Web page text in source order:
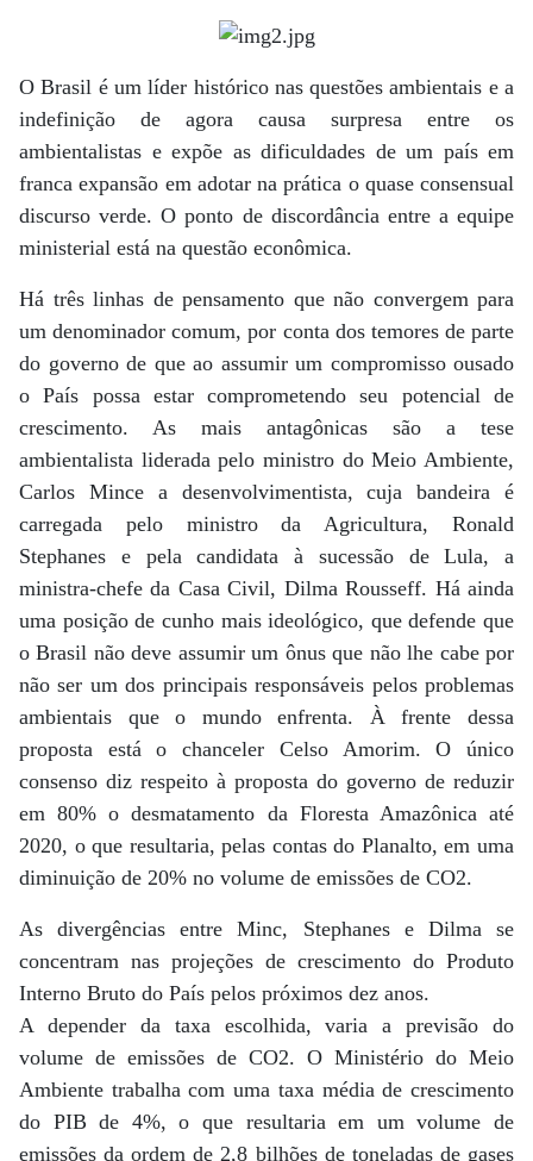
O Brasil é um líder histórico nas questões ambientais e a
indefinição de agora causa surpresa entre os
ambientalistas e expõe as dificuldades de um país em
franca expansão em adotar na prática o quase consensual
discurso verde. O ponto de discordância entre a equipe
ministerial está na questão econômica.
Há três linhas de pensamento que não convergem para
um denominador comum, por conta dos temores de parte
do governo de que ao assumir um compromisso ousado
o País possa estar comprometendo seu potencial de
crescimento. As mais antagônicas são a tese
ambientalista liderada pelo ministro do Meio Ambiente,
Carlos Mince a desenvolvimentista, cuja bandeira é
carregada pelo ministro da Agricultura, Ronald
Stephanes e pela candidata à sucessão de Lula, a
ministra-chefe da Casa Civil, Dilma Rousseff. Há ainda
uma posição de cunho mais ideológico, que defende que
o Brasil não deve assumir um ônus que não lhe cabe por
não ser um dos principais responsáveis pelos problemas
ambientais que o mundo enfrenta. À frente dessa
proposta está o chanceler Celso Amorim. O único
consenso diz respeito à proposta do governo de reduzir
em 80% o desmatamento da Floresta Amazônica até
2020, o que resultaria, pelas contas do Planalto, em uma
diminuição de 20% no volume de emissões de CO2.
As divergências entre Minc, Stephanes e Dilma se
concentram nas projeções de crescimento do Produto
Interno Bruto do País pelos próximos dez anos.
A depender da taxa escolhida, varia a previsão do
volume de emissões de CO2. O Ministério do Meio
Ambiente trabalha com uma taxa média de crescimento
do PIB de 4%, o que resultaria em um volume de
emissões da ordem de 2,8 bilhões de toneladas de gases